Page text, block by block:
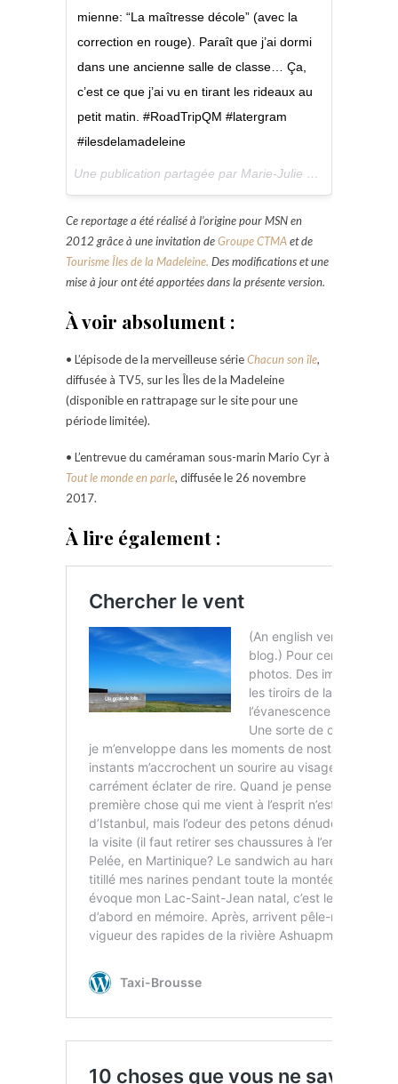
mienne: “La maîtresse décole” (avec la
correction en rouge). Paraît que j’ai dormi
dans une ancienne salle de classe… Ça,
c’est ce que j’ai vu en tirant les rideaux au
petit matin. #RoadTripQM #latergram
#ilesdelamadeleine
Une publication partagée par Marie-Julie G / Taxi-Brousse (@technomade) le
Ce reportage a été réalisé à l’origine pour MSN en
2012 grâce à une invitation deGroupe CTMAet de
Tourisme Îles de la Madeleine. Des modifications et une
mise à jour ont été apportées dans la présente version.
À voir absolument :
• L’épisode de la merveilleuse sérieChacun son île,
diffusée à TV5, sur les Îles de la Madeleine
(disponible en rattrapage sur le site pour une
période limitée).
• L’entrevue du caméraman sous-marin Mario Cyr à
Tout le monde en parle, diffusée le 26 novembre
2017.
À lire également :